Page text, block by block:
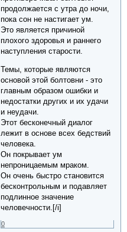
продолжается с утра до ночи,
пока сон не настигает ум.
Это является причиной
плохого здоровья и раннего
наступления старости.
Темы, которые являются
основой этой болтовни - это
главным образом ошибки и
недостатки других и их удачи
и неудачи.
Этот бесконечный диалог
лежит в основе всех бедствий
человека.
Он покрывает ум
непроницаемым мраком.
Он очень быстро становится
бесконтрольным и подавляет
подлинное значение
человечности.[/i]
0